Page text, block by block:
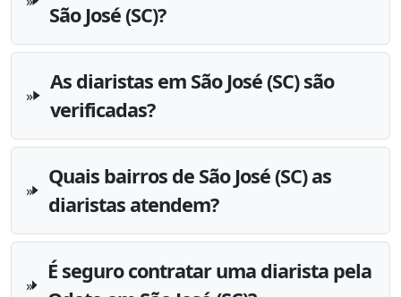
São José (SC)?
As diaristas em São José (SC) são
verificadas?
Quais bairros de São José (SC) as
diaristas atendem?
É seguro contratar uma diarista pela